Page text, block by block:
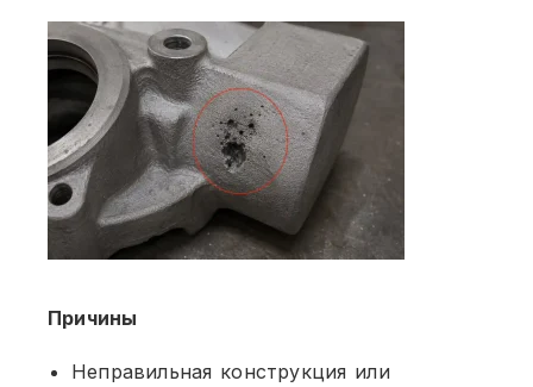
Причины
Неправильная конструкция или